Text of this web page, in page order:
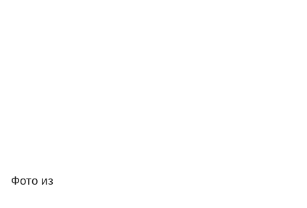
Фото из